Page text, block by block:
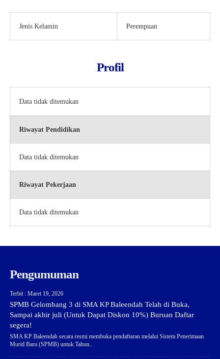
Jenis Kelamin Perempuan
Profil
Data tidak ditemukan
Riwayat Pendidikan
Data tidak ditemukan
Riwayat Pekerjaan
Data tidak ditemukan
Pengumuman
Terbit : Maret 19, 2026
SPMB Gelombang 3 di SMA KP Baleendah Telah di Buka,
Sampai akhir juli (Untuk Dapat Diskon 10%) Buruan Daftar
segera!
SMA KP Baleendah secara resmi membuka pendaftaran melalui Sistem Penerimaan
Murid Baru (SPMB) untuk Tahun..